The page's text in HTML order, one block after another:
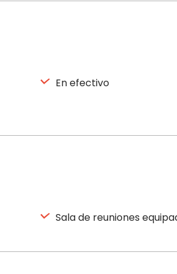
En efectivo
Sala de reuniones